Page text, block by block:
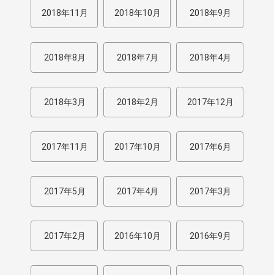
2018年11月 2018年10月 2018年9月
2018年8月 2018年7月 2018年4月
2018年3月 2018年2月 2017年12月
2017年11月 2017年10月 2017年6月
2017年5月 2017年4月 2017年3月
2017年2月 2016年10月 2016年9月